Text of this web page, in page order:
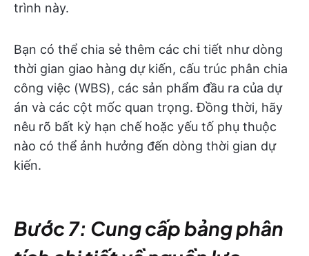
trình này.
Bạn có thể chia sẻ thêm các chi tiết như dòng
thời gian giao hàng dự kiến, cấu trúc phân chia
công việc (WBS), các sản phẩm đầu ra của dự
án và các cột mốc quan trọng. Đồng thời, hãy
nêu rõ bất kỳ hạn chế hoặc yếu tố phụ thuộc
nào có thể ảnh hưởng đến dòng thời gian dự
kiến.
Bước 7: Cung cấp bảng phân